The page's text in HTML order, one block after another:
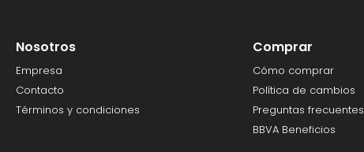
Nosotros
Empresa
Contacto
Términos y condiciones
Comprar
Cómo comprar
Política de cambios
Preguntas frecuentes
BBVA Beneficios